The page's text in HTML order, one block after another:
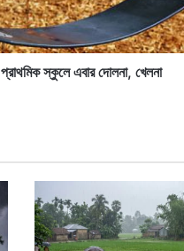
প্রাথমিক স্কুলে এবার দোলনা, খেলনা